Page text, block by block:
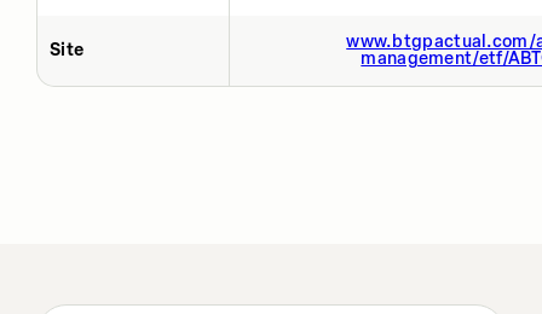
Site
www.btgpactual.com/
management/etf/